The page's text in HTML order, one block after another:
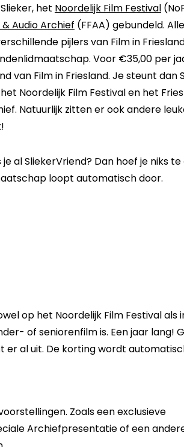
het Noordelijk Film Festival
& Audio Archief (FFAA) gebundeld.
pijlers van Film in
Voor €35,00 per
van Film in Friesland. Je steunt dan
Noordelijk Film Festival en het
Natuurlijk zitten er ook andere
je al SliekerVriend? Dan hoef je niks te
loopt automatisch door.
op het Noordelijk Film Festival als
of seniorenfilm is. Een jaar lang!
er al uit. De korting wordt
Zoals een exclusieve
Archiefpresentatie of een